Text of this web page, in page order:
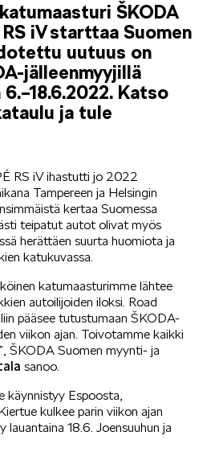
CLEVER
ŠKODA
RS iV starttaa Suomen
uutuus on
jälleenmyyjillä
Katso
ja tule
RS iV ihastutti jo 2022
Tampereen ja Helsingin
kertaa Suomessa
teipatut autot olivat myös
herättäen suurta huomiota ja
katukuvassa.
katumaasturimme lähtee
autoilijoiden iloksi. Road
pääsee tutustumaan ŠKODA-
viikon ajan. Toivotamme kaikki
ŠKODA Suomen myynti- ja
sanoo.
käynnistyy Espoosta,
kulkee parin viikon ajan
lauantaina 18.6. Joensuuhun ja